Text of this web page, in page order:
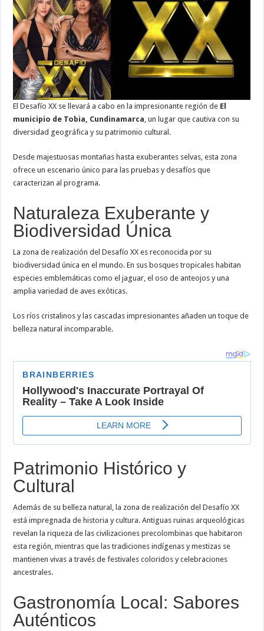
El Desafío XX se llevará a cabo en la impresionante región de El
municipio de Tobia, Cundinamarca, un lugar que cautiva con su
diversidad geográfica y su patrimonio cultural.
Desde majestuosas montañas hasta exuberantes selvas, esta zona
ofrece un escenario único para las pruebas y desafíos que
caracterizan al programa.
Naturaleza Exuberante y
Biodiversidad Única
La zona de realización del Desafío XX es reconocida por su
biodiversidad única en el mundo. En sus bosques tropicales habitan
especies emblemáticas como el jaguar, el oso de anteojos y una
amplia variedad de aves exóticas.
Los ríos cristalinos y las cascadas impresionantes añaden un toque de
belleza natural incomparable.
Patrimonio Histórico y
Cultural
Además de su belleza natural, la zona de realización del Desafío XX
está impregnada de historia y cultura. Antiguas ruinas arqueológicas
revelan la riqueza de las civilizaciones precolombinas que habitaron
esta región, mientras que las tradiciones indígenas y mestizas se
mantienen vivas a través de festivales coloridos y celebraciones
ancestrales.
Gastronomía Local: Sabores
Auténticos